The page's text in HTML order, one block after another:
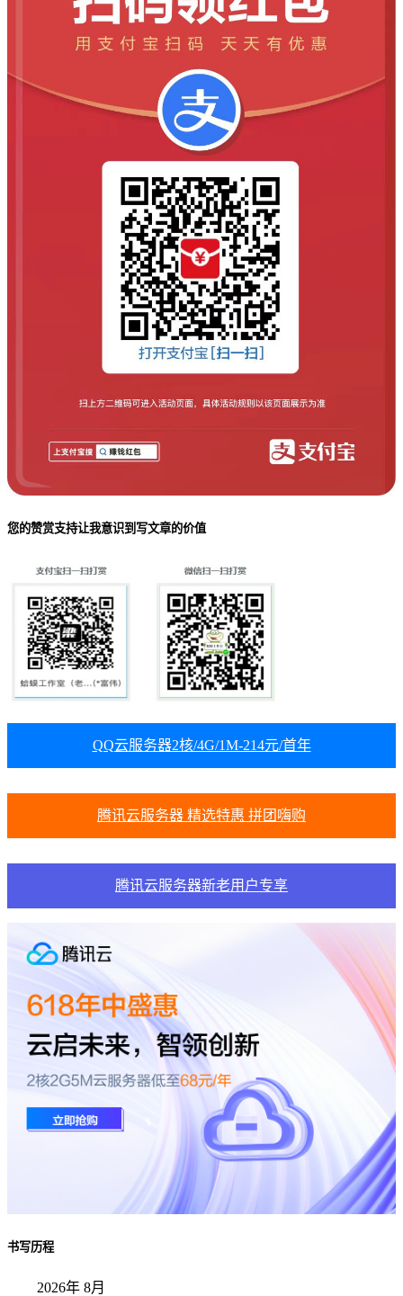
您的赞赏支持让我意识到写文章的价值
QQ云服务器2核/4G/1M-214元/首年
腾讯云服务器 精选特惠 拼团嗨购
腾讯云服务器新老用户专享
书写历程
2026年 8月